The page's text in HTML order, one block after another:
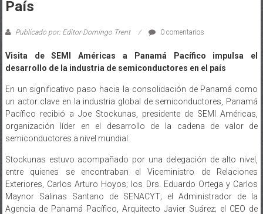
País
Publicado por: Editor Domingo Trent 0 comentarios
Visita de SEMI Américas a Panamá Pacífico impulsa el
desarrollo de la industria de semiconductores en el país
En un significativo paso hacia la consolidación de Panamá como
un actor clave en la industria global de semiconductores, Panamá
Pacífico recibió a Joe Stockunas, presidente de SEMI Américas,
organización líder en el desarrollo de la cadena de valor de
semiconductores a nivel mundial.
Stockunas estuvo acompañado por una delegación de alto nivel,
entre quienes se encontraban el Viceministro de Relaciones
Exteriores, Carlos Arturo Hoyos; los Drs. Eduardo Ortega y Carlos
Maynor Salinas Santano de SENACYT; el Administrador de la
Agencia de Panamá Pacífico, Arquitecto Javier Suárez; el CEO de